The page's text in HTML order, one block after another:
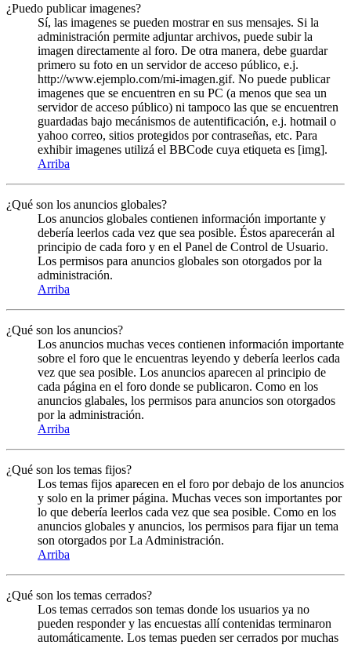
¿Puedo publicar imagenes?
Sí, las imagenes se pueden mostrar en sus mensajes. Si la
administración permite adjuntar archivos, puede subir la
imagen directamente al foro. De otra manera, debe guardar
primero su foto en un servidor de acceso público, e.j.
http://www.ejemplo.com/mi-imagen.gif. No puede publicar
imagenes que se encuentren en su PC (a menos que sea un
servidor de acceso público) ni tampoco las que se encuentren
guardadas bajo mecánismos de autentificación, e.j. hotmail o
yahoo correo, sitios protegidos por contraseñas, etc. Para
exhibir imagenes utilizá el BBCode cuya etiqueta es [img].
Arriba
¿Qué son los anuncios globales?
Los anuncios globales contienen información importante y
debería leerlos cada vez que sea posible. Éstos aparecerán al
principio de cada foro y en el Panel de Control de Usuario.
Los permisos para anuncios globales son otorgados por la
administración.
Arriba
¿Qué son los anuncios?
Los anuncios muchas veces contienen información importante
sobre el foro que le encuentras leyendo y debería leerlos cada
vez que sea posible. Los anuncios aparecen al principio de
cada página en el foro donde se publicaron. Como en los
anuncios glabales, los permisos para anuncios son otorgados
por la administración.
Arriba
¿Qué son los temas fijos?
Los temas fijos aparecen en el foro por debajo de los anuncios
y solo en la primer página. Muchas veces son importantes por
lo que debería leerlos cada vez que sea posible. Como en los
anuncios globales y anuncios, los permisos para fijar un tema
son otorgados por La Administración.
Arriba
¿Qué son los temas cerrados?
Los temas cerrados son temas donde los usuarios ya no
pueden responder y las encuestas allí contenidas terminaron
automáticamente. Los temas pueden ser cerrados por muchas